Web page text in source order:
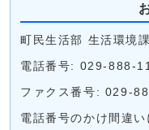
町民生活部 生活環境課
電話番号: 029-888-
ファクス番号: 029-
電話番号のかけ間違い